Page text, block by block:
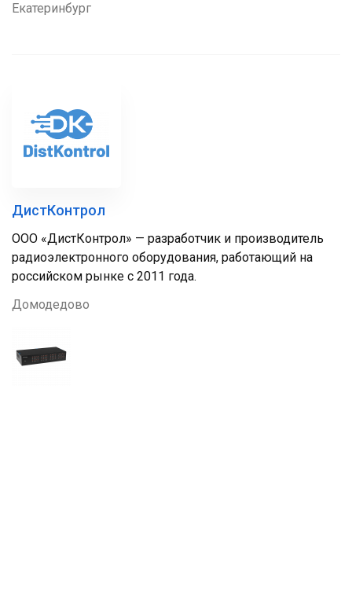
Екатеринбург
ДистКонтрол
ООО «ДистКонтрол» — разработчик и производитель
радиоэлектронного оборудования, работающий на
российском рынке с 2011 года.
Домодедово